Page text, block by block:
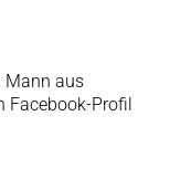
Mann aus
Facebook-Profil